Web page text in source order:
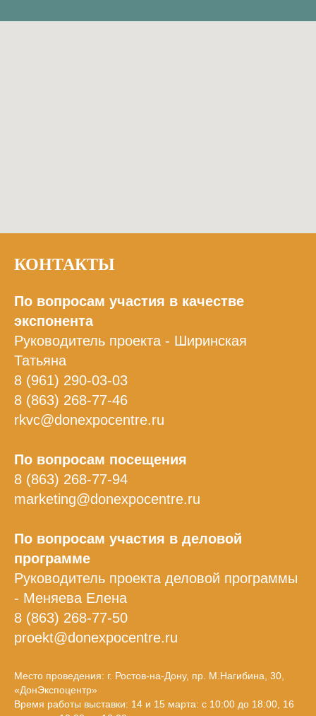
КОНТАКТЫ
По вопросам участия в качестве
экспонента
Руководитель проекта - Ширинская
Татьяна
8 (961) 290-03-03
8 (863) 268-77-46
rkvc@donexpocentre.ru
По вопросам посещения
8 (863) 268-77-94
marketing@donexpocentre.ru
По вопросам участия в деловой
программе
Руководитель проекта деловой программы
- Меняева Елена
8 (863) 268-77-50
proekt@donexpocentre.ru
Место проведения: г. Ростов-на-Дону, пр. М.Нагибина, 30,
«ДонЭкспоцентр»
Время работы выставки: 14 и 15 марта: с 10:00 до 18:00, 16